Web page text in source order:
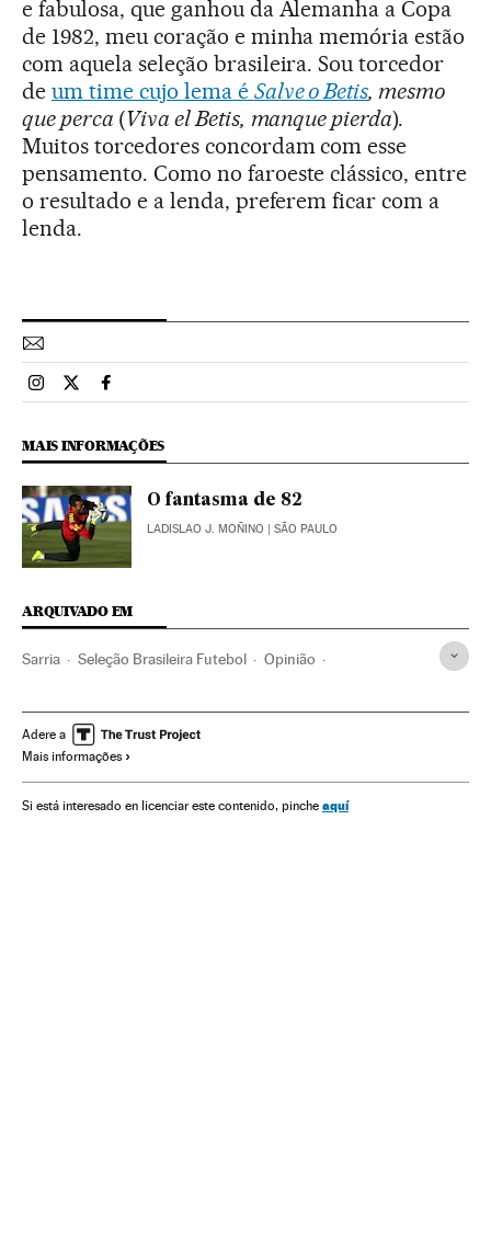
e fabulosa, que ganhou da Alemanha a Copa
de 1982, meu coração e minha memória estão
com aquela seleção brasileira. Sou torcedor
de um time cujo lema é Salve o Betis, mesmo
que perca (Viva el Betis, manque pierda).
Muitos torcedores concordam com esse
pensamento. Como no faroeste clássico, entre
o resultado e a lenda, preferem ficar com a
lenda.
Esportes El País Brasil en Instagram
Esportes El País Brasil en Twitter
Esportes El País Brasil en Facebook
MAIS INFORMAÇÕES
O fantasma de 82
LADISLAO J. MOÑINO | SÃO PAULO
ARQUIVADO EM
Sarria Seleção Brasileira Futebol Opinião
Seleções esportivas Copa do mundo
Campeonato mundial
Esportes Espanha
Adere a
Mais informações
Si está interesado en licenciar este contenido, pinche aquí